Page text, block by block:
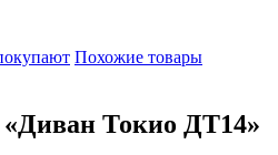
Похожие товары
Токио ДТ14»